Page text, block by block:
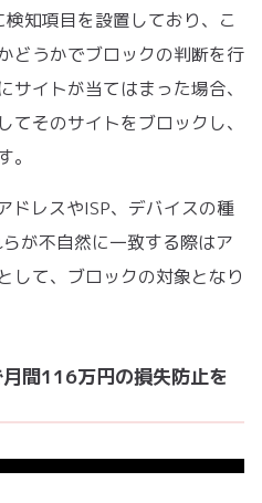
知項目を設置しており、こ
どうかでブロックの判断を行
イトが当てはまった場合、
てそのサイトをブロックし、
。
ドレスやISP、デバイスの種
が不自然に一致する際はア
して、ブロックの対象となり
間116万円の損失防止を